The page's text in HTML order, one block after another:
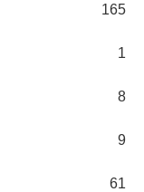
165
1
8
9
61